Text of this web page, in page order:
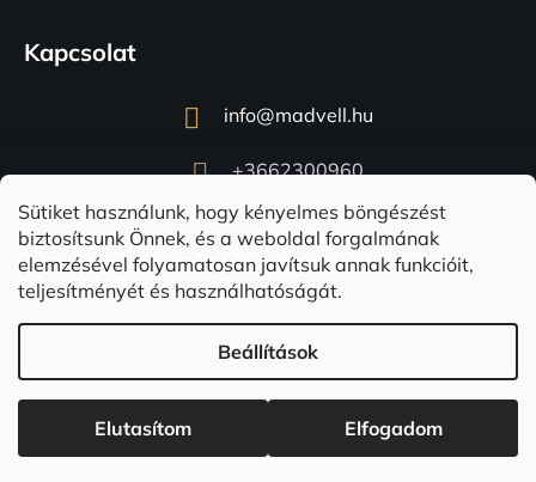
Sütiket használunk, hogy kényelmes böngészést
biztosítsunk Önnek, és a weboldal forgalmának
elemzésével folyamatosan javítsuk annak funkcióit,
teljesítményét és használhatóságát.
Beállítások
Elutasítom Elfogadom
☀️ Utolsó esély! A nyári akció ma éjfélkor véget ér. 🔥
Kapcsolat
info@madvell.hu
+3662300960
Shoptet készítette
. Minden jog fenntartva.
beállítások szerkesztése